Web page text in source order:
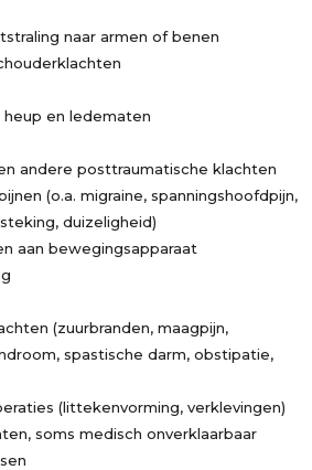
naar armen of benen
heup en ledematen
andere posttraumatische klachten
(o.a. migraine, spanningshoofdpijn,
duizeligheid)
aan bewegingsapparaat
(zuurbranden, maagpijn,
spastische darm, obstipatie,
(littekenvorming, verklevingen)
soms medisch onverklaarbaar